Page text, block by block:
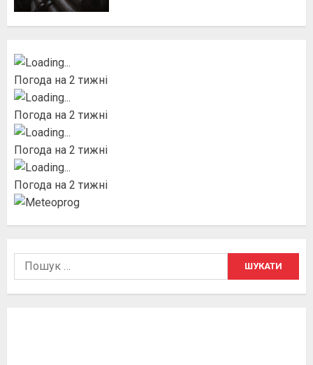
Погода на 2 тижні
Погода на 2 тижні
Погода на 2 тижні
Погода на 2 тижні
Пошук: